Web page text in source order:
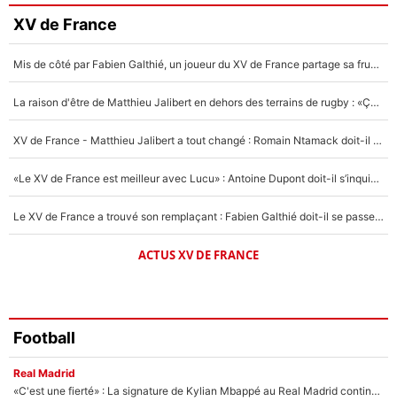
Faris Moumbagna
5%
Un autre joueur
5%
XV de France
Mis de côté par Fabien Galthié, un joueur du XV de France partage sa frustration : «ils ne me l’ont pas dit tout de suite»
La raison d'être de Matthieu Jalibert en dehors des terrains de rugby : «Ça m'atteint autant que si tu touches à un membre de ma famille»
XV de France - Matthieu Jalibert a tout changé : Romain Ntamack doit-il s’inquiéter pour sa place à un an de la Coupe du monde ?
«Le XV de France est meilleur avec Lucu» : Antoine Dupont doit-il s’inquiéter pour sa place ?
Le XV de France a trouvé son remplaçant : Fabien Galthié doit-il se passer d'Antoine Dupont ?
ACTUS XV DE FRANCE
Football
Real Madrid
«C'est une fierté» : La signature de Kylian Mbappé au Real Madrid continue de régaler l'Espagne